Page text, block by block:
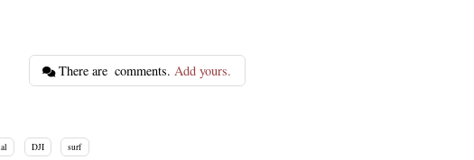
There are comments. Add yours.
DJI surf